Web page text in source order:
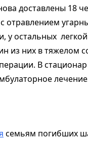
доставлены 18
отравлением
у остальных
из них в тяжелом
В
семьям погибших